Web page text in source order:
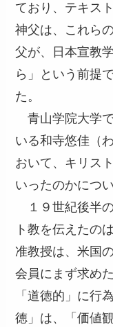
ており、テキス
神父は、これら
父が、日本宣教
ら」という前提
た。
青山学院大学
いる和寺悠佳（
おいて、キリス
いったのかにつ
１９世紀後半
ト教を伝えたの
准教授は、米国
会員にまず求め
「道徳的」に行
徳」は、「価値